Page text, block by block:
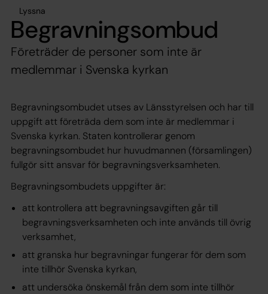
Lyssna
Begravningsombud
Företräder de personer som inte är
medlemmar i Svenska kyrkan
Begravningsombudet utses av Länsstyrelsen och har till
uppgift att företräda dem som inte är medlemmar i
Svenska kyrkan. Staten kontrollerar genom
begravningsombudet hur huvudmannen (församlingen)
fullgör sitt ansvar för begravningsverksamheten.
Begravningsombudets uppgifter är:
att kontrollera att begravningsavgiften går till
begravningsverksamheten och inte används till övrig
verksamhet,
att granska hur begravningar fungerar för dem som
inte tillhör Svenska kyrkan,
att undersöka önskemål från dem som inte tillhör